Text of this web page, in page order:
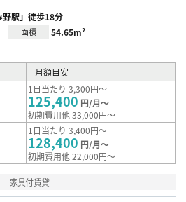
駅」徒歩18分
面積 54.65m²
月額目安
1日当たり 3,300円～
125,400 円/月～
初期費用他 33,000円～
1日当たり 3,400円～
128,400 円/月～
初期費用他 22,000円～
家具付賃貸